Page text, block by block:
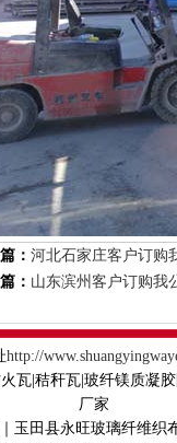
： 河北石家庄客户订购
： 山东滨州客户订购我
http://
瓦|秸秆瓦|玻纤镁质凝
厂家
玉田县永旺玻璃纤维织